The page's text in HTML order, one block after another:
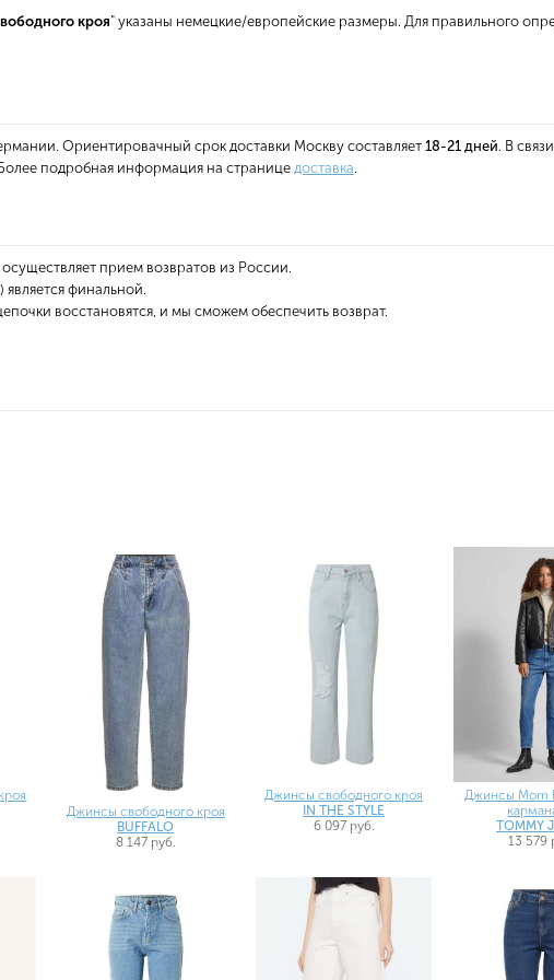
кроя" указаны немецкие/европейские размеры. Для правильного
Ориентировачный срок доставки Москву составляет 18-21 дней. В
подробная информация на странице доставка.
прием возвратов из России.
финальной.
восстановятся, и мы сможем обеспечить возврат.
Джинсы свободного кроя
BUFFALO
8 147 руб.
Джинсы свободного кроя
IN THE STYLE
6 097 руб.
Джинсы Mom
TOMMY
13 579